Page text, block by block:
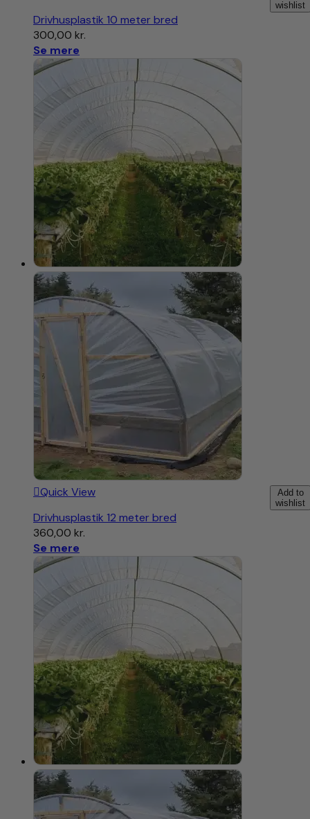
wishlist
Drivhusplastik 10 meter bred
300,00 kr.
Se mere
Add to
wishlist
Quick View
Drivhusplastik 12 meter bred
360,00 kr.
Se mere